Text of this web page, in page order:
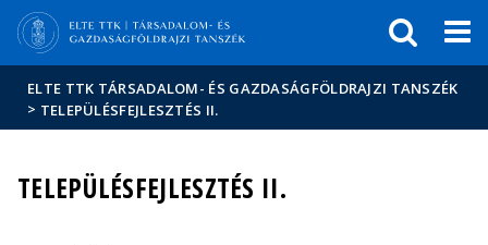
Hírek
Események
ELTE a
sajtóban
ELTE TTK TÁRSADALOM- ÉS GAZDASÁGFÖLDRAJZI TANSZÉK
> TELEPÜLÉSFEJLESZTÉS II.
TELEPÜLÉSFEJLESZTÉS II.